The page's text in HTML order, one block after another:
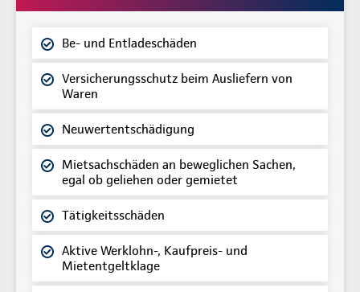
Be- und Entladeschäden
Versicherungsschutz beim Ausliefern von
Waren
Neuwertentschädigung
Mietsachschäden an beweglichen Sachen,
egal ob geliehen oder gemietet
Tätigkeitsschäden
Aktive Werklohn-, Kaufpreis- und
Mietentgeltklage